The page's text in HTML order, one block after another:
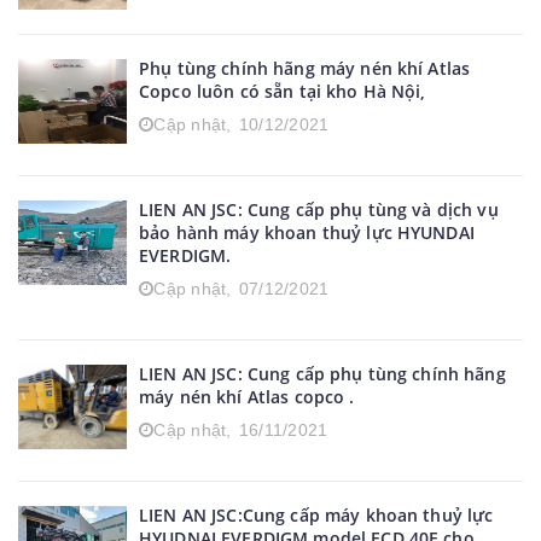
Phụ tùng chính hãng máy nén khí Atlas
Copco luôn có sẵn tại kho Hà Nội,
Cập nhật, 10/12/2021
LIEN AN JSC: Cung cấp phụ tùng và dịch vụ
bảo hành máy khoan thuỷ lực HYUNDAI
EVERDIGM.
Cập nhật, 07/12/2021
LIEN AN JSC: Cung cấp phụ tùng chính hãng
máy nén khí Atlas copco .
Cập nhật, 16/11/2021
LIEN AN JSC:Cung cấp máy khoan thuỷ lực